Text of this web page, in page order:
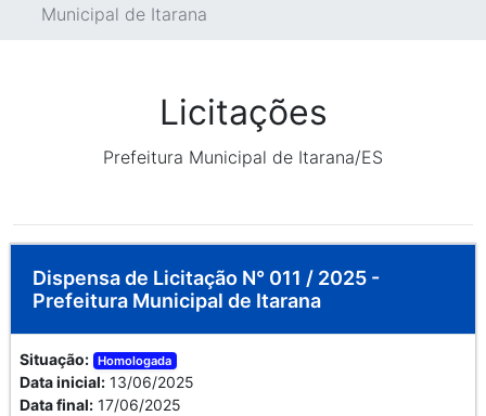
Municipal de Itarana
Licitações
Prefeitura Municipal de Itarana/ES
Dispensa de Licitação N° 011 / 2025 -
Prefeitura Municipal de Itarana
Situação: Homologada
Data inicial: 13/06/2025
Data final: 17/06/2025